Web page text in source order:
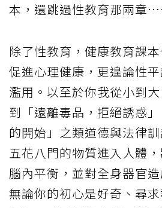
本，還跳過性教育那兩章
除了性教育，健康教育課
促進心理健康，更遑論性
濫用。以至於你我從小到
到「遠離毒品，拒絕誘惑
的開始」之類道德與法律
五花八門的物質進入人體
腦內平衡，並對全身器官
無論你的初心是好奇、尋